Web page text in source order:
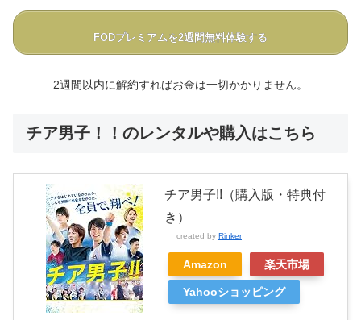
FODプレミアムを2週間無料体験する
2週間以内に解約すればお金は一切かかりません。
チア男子！！のレンタルや購入はこちら
チア男子!!（購入版・特典付
き）
created by Rinker
Amazon 楽天市場
Yahooショッピング